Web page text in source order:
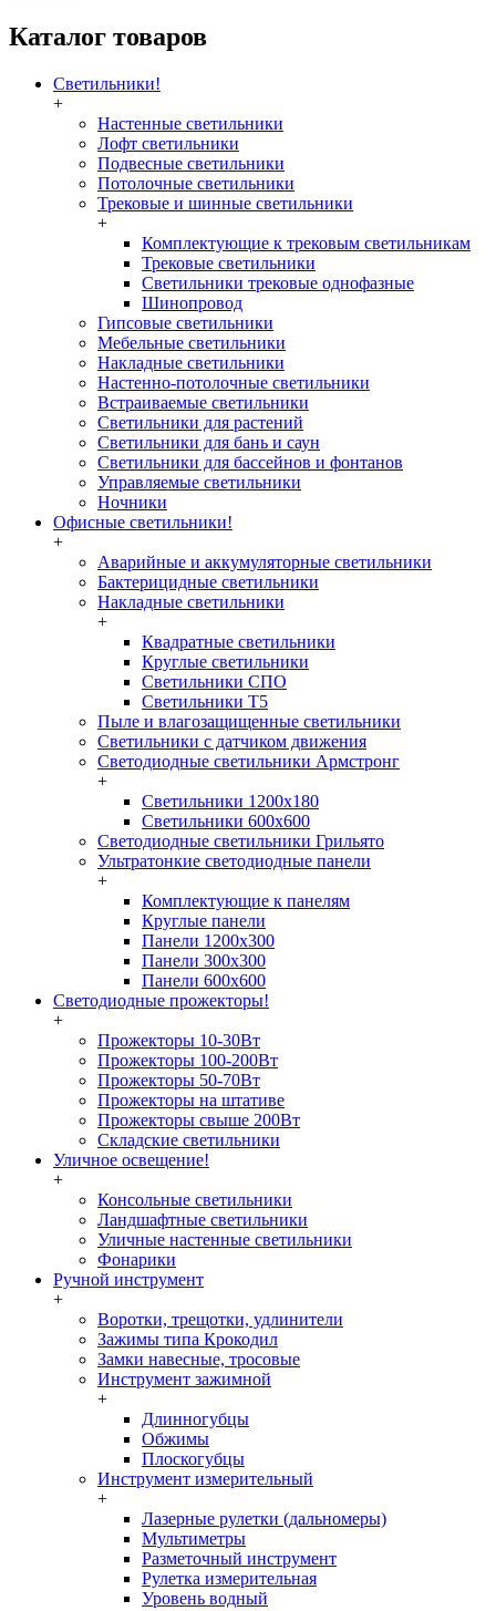
Каталог товаров
Светильники!
+
Настенные светильники
Лофт светильники
Подвесные светильники
Потолочные светильники
Трековые и шинные светильники
+
Комплектующие к трековым светильникам
Трековые светильники
Светильники трековые однофазные
Шинопровод
Гипсовые светильники
Мебельные светильники
Накладные светильники
Настенно-потолочные светильники
Встраиваемые светильники
Светильники для растений
Светильники для бань и саун
Светильники для бассейнов и фонтанов
Управляемые светильники
Ночники
Офисные светильники!
+
Аварийные и аккумуляторные светильники
Бактерицидные светильники
Накладные светильники
+
Квадратные светильники
Круглые светильники
Светильники СПО
Светильники Т5
Пыле и влагозащищенные светильники
Светильники с датчиком движения
Светодиодные светильники Армстронг
+
Светильники 1200х180
Светильники 600х600
Светодиодные светильники Грильято
Ультратонкие светодиодные панели
+
Комплектующие к панелям
Круглые панели
Панели 1200х300
Панели 300х300
Панели 600х600
Светодиодные прожекторы!
+
Прожекторы 10-30Вт
Прожекторы 100-200Вт
Прожекторы 50-70Вт
Прожекторы на штативе
Прожекторы свыше 200Вт
Складские светильники
Уличное освещение!
+
Консольные светильники
Ландшафтные светильники
Уличные настенные светильники
Фонарики
Ручной инструмент
+
Воротки, трещотки, удлинители
Зажимы типа Крокодил
Замки навесные, тросовые
Инструмент зажимной
+
Длинногубцы
Обжимы
Плоскогубцы
Инструмент измерительный
+
Лазерные рулетки (дальномеры)
Мультиметры
Разметочный инструмент
Рулетка измерительная
Уровень водный